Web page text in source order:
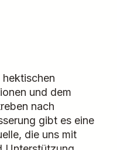
und dem
nach
gibt es eine
die uns mit